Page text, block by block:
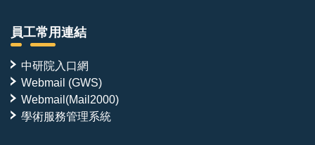
員工常用連結
中研院入口網
Webmail (GWS)
Webmail(Mail2000)
學術服務管理系統